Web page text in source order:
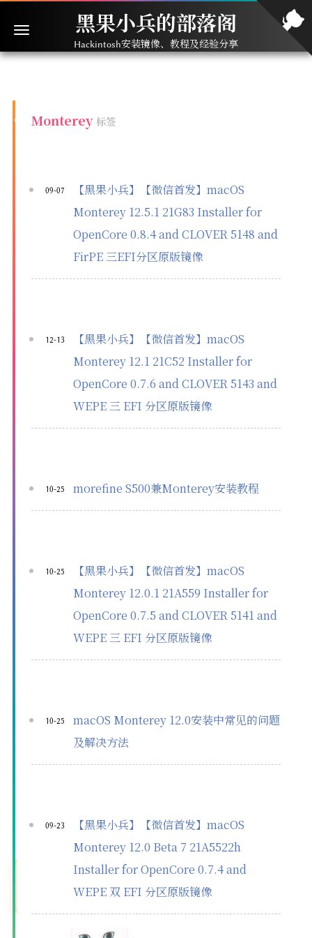
黑果小兵的部落阁
Hackintosh安装镜像、教程及经验分享
Monterey 标签
【黑果小兵】【微信首发】macOS
Monterey 12.5.1 21G83 Installer for
OpenCore 0.8.4 and CLOVER 5148 and
FirPE 三EFI分区原版镜像
09-07
【黑果小兵】【微信首发】macOS
Monterey 12.1 21C52 Installer for
OpenCore 0.7.6 and CLOVER 5143 and
WEPE 三 EFI 分区原版镜像
12-13
morefine S500兼Monterey安装教程
10-25
【黑果小兵】【微信首发】macOS
Monterey 12.0.1 21A559 Installer for
OpenCore 0.7.5 and CLOVER 5141 and
WEPE 三 EFI 分区原版镜像
10-25
macOS Monterey 12.0安装中常见的问题
及解决方法
10-25
【黑果小兵】【微信首发】macOS
Monterey 12.0 Beta 7 21A5522h
Installer for OpenCore 0.7.4 and
WEPE 双 EFI 分区原版镜像
09-23
欢迎阅读 标签: Monterey | 黑果小兵的部